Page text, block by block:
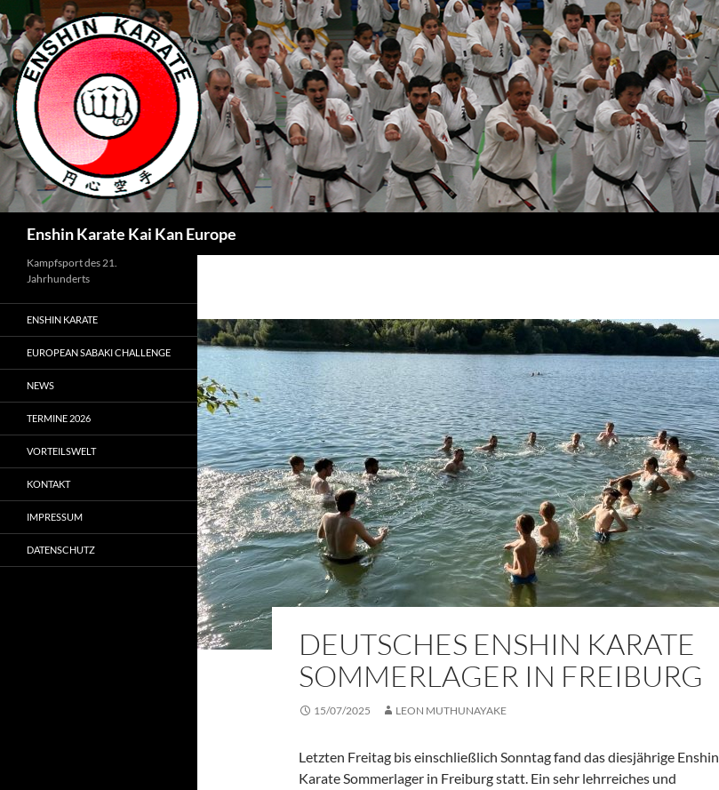
Zum
Inhalt
springen
Enshin Karate Kai Kan Europe
DEUTSCHES ENSHIN KARATE
SOMMERLAGER IN FREIBURG
15/07/2025 LEON MUTHUNAYAKE
Letzten Freitag bis einschließlich Sonntag fand das diesjährige Enshin
Karate Sommerlager in Freiburg statt. Ein sehr lehrreiches und
Kampfsport des 21.
Jahrhunderts
ENSHIN KARATE
EUROPEAN SABAKI CHALLENGE
NEWS
TERMINE 2026
VORTEILSWELT
KONTAKT
IMPRESSUM
DATENSCHUTZ